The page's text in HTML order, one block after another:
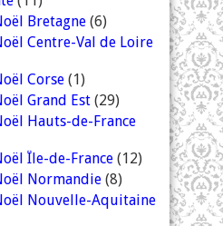
Bretagne (6)
Centre-Val de Loire
Corse (1)
Grand Est (29)
Hauts-de-France
Île-de-France (12)
Normandie (8)
Nouvelle-Aquitaine